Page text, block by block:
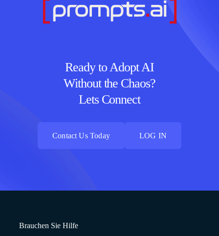
Ready to Adopt AI
Without the Chaos?
Lets Connect
Contact Us Today
LOG IN
Brauchen Sie Hilfe